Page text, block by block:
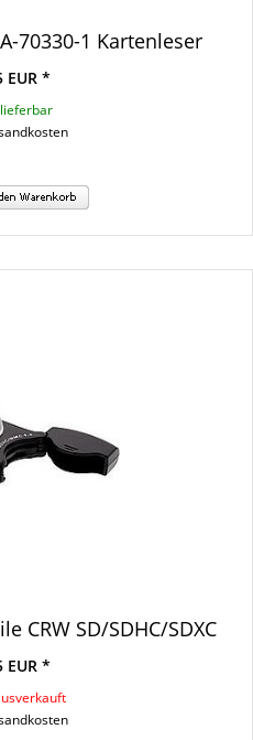
70330-1 Kartenleser
EUR *
CRW SD/SDHC/SDXC
EUR *